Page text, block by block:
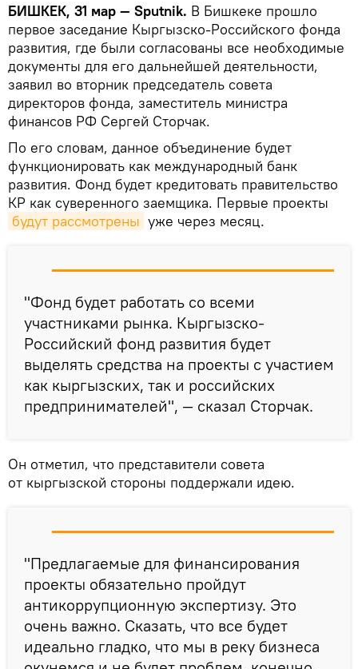
БИШКЕК, 31 мар — Sputnik. В Бишкеке прошло
первое заседание Кыргызско-Российского фонда
развития, где были согласованы все необходимые
документы для его дальнейшей деятельности,
заявил во вторник председатель совета
директоров фонда, заместитель министра
финансов РФ Сергей Сторчак.
По его словам, данное объединение будет
функционировать как международный банк
развития. Фонд будет кредитовать правительство
КР как суверенного заемщика. Первые проекты
будут рассмотрены уже через месяц.
"Фонд будет работать со всеми
участниками рынка. Кыргызско-
Российский фонд развития будет
выделять средства на проекты с участием
как кыргызских, так и российских
предпринимателей", — сказал Сторчак.
Он отметил, что представители совета
от кыргызской стороны поддержали идею.
"Предлагаемые для финансирования
проекты обязательно пройдут
антикоррупционную экспертизу. Это
очень важно. Сказать, что все будет
идеально гладко, что мы в реку бизнеса